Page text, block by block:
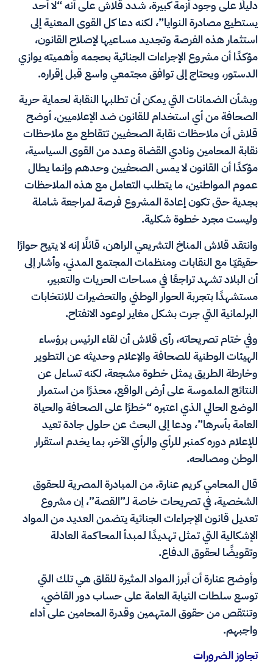
دليلًا على وجود أزمة كبيرة، شدد قلاش على أنه “لا أحد
يستطيع مصادرة النوايا”، لكنه دعا كل القوى المعنية إلى
استثمار هذه الفرصة وتجديد مساعيها لإصلاح القانون،
مؤكدًا أن مشروع الإجراءات الجنائية بحجمه وأهميته يوازي
الدستور، ويحتاج إلى توافق مجتمعي واسع قبل إقراره.
وبشأن الضمانات التي يمكن أن تطلبها النقابة لحماية حرية
الصحافة من أي استخدام للقانون ضد الإعلاميين، أوضح
قلاش أن ملاحظات نقابة الصحفيين تتقاطع مع ملاحظات
نقابة المحامين ونادي القضاة وعدد من القوى السياسية،
مؤكدًا أن القانون لا يمس الصحفيين وحدهم وإنما يطال
عموم المواطنين، ما يتطلب التعامل مع هذه الملاحظات
بجدية حتى تكون إعادة المشروع فرصة لمراجعة شاملة
وليست مجرد خطوة شكلية.
وانتقد قلاش المناخ التشريعي الراهن، قائلًا إنه لا يتيح حوارًا
حقيقيّـا مع النقابات ومنظمات المجتمع المدني، وأشار إلى
أن البلاد تشهد تراجعًا في مساحات الحريات والتعبير،
مستشهدًا بتجربة الحوار الوطني والتحضيرات للانتخابات
البرلمانية التي جرت بشكل مغاير لوعود الانفتاح.
وفي ختام تصريحاته، رأى قلاش أن لقاء الرئيس برؤساء
الهيئات الوطنية للصحافة والإعلام وحديثه عن التطوير
وخارطة الطريق يمثل خطوة مشجعة، لكنه تساءل عن
النتائج الملموسة على أرض الواقع، محذرًا من استمرار
الوضع الحالي الذي اعتبره “خطرًا على الصحافة والحياة
العامة بأسرها”، ودعا إلى البحث عن حلول جادة تعيد
للإعلام دوره كمنبر للرأي والرأي الآخر، بما يخدم استقرار
الوطن ومصالحه.
قال المحامي كريم عنارة، من المبادرة المصرية للحقوق
الشخصية، في تصريحات خاصة لـ”القصة”، إن مشروع
تعديل قانون الإجراءات الجنائية يتضمن العديد من المواد
الإشكالية التي تمثل تهديدًا لمبدأ المحاكمة العادلة
وتقويضًا لحقوق الدفاع.
وأوضح عنارة أن أبرز المواد المثيرة للقلق هي تلك التي
توسع سلطات النيابة العامة على حساب دور القاضي،
وتنتقص من حقوق المتهمين وقدرة المحامين على أداء
واجبهم.
تجاوز الضرورات